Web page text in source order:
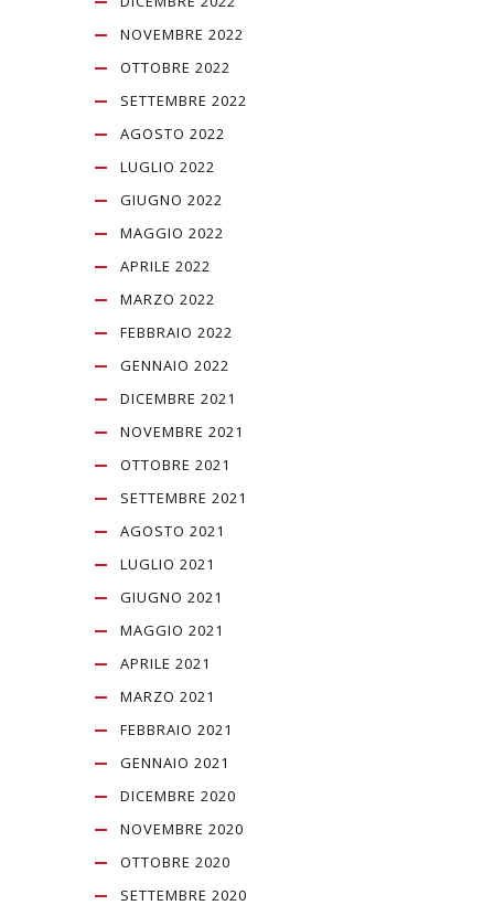
NOVEMBRE 2022
OTTOBRE 2022
SETTEMBRE 2022
AGOSTO 2022
LUGLIO 2022
GIUGNO 2022
MAGGIO 2022
APRILE 2022
MARZO 2022
FEBBRAIO 2022
GENNAIO 2022
DICEMBRE 2021
NOVEMBRE 2021
OTTOBRE 2021
SETTEMBRE 2021
AGOSTO 2021
LUGLIO 2021
GIUGNO 2021
MAGGIO 2021
APRILE 2021
MARZO 2021
FEBBRAIO 2021
GENNAIO 2021
DICEMBRE 2020
NOVEMBRE 2020
OTTOBRE 2020
SETTEMBRE 2020